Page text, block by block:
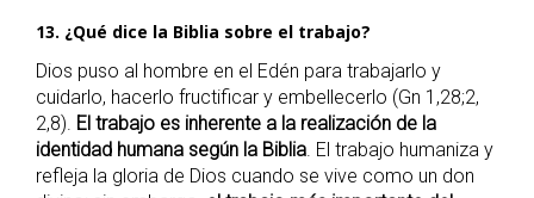
13. ¿Qué dice la Biblia sobre el trabajo?
Dios puso al hombre en el Edén para trabajarlo y
cuidarlo, hacerlo fructificar y embellecerlo (Gn 1,28;2,
2,8). El trabajo es inherente a la realización de la
identidad humana según la Biblia. El trabajo humaniza y
refleja la gloria de Dios cuando se vive como un don